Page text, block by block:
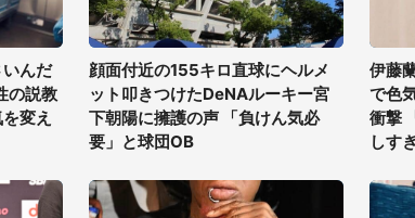
んだ
の説教
変え
顔面付近の155キロ直球にヘルメ
ット叩きつけたDeNAルーキー宮
下朝陽に擁護の声 「負けん気必
要」と球団OB
伊藤
で色
衝撃
しす